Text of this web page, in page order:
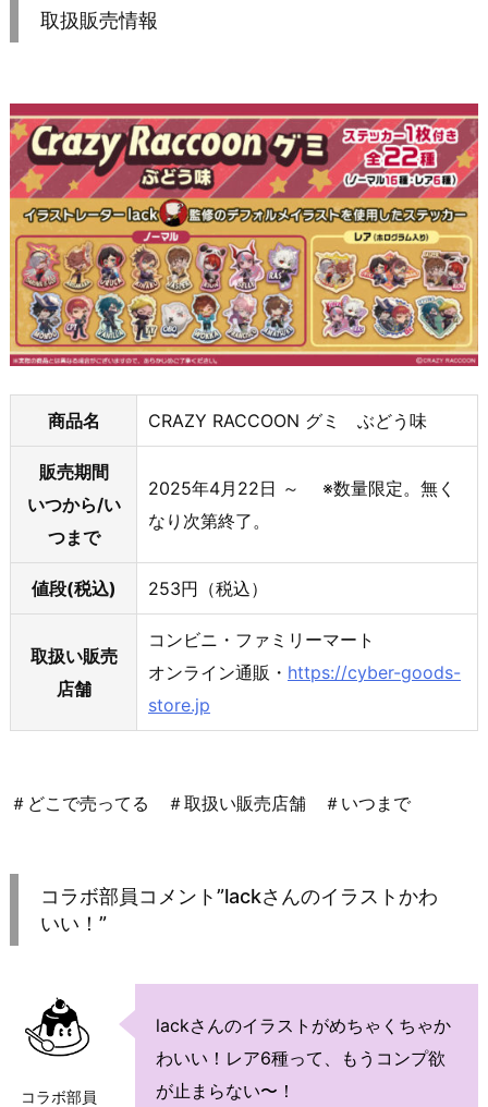
取扱販売情報
商品名 CRAZY RACCOON グミ ぶどう味
販売期間
いつから/い
つまで
2025年4月22日 ～ ※数量限定。無く
なり次第終了。
値段(税込) 253円（税込）
取扱い販売
店舗
コンビニ・ファミリーマート
オンライン通販・ https://cyber-goods-
store.jp
＃どこで売ってる ＃取扱い販売店舗 ＃いつまで
コラボ部員コメント”lackさんのイラストかわ
いい！”
コラボ部員
lackさんのイラストがめちゃくちゃか
わいい！レア6種って、もうコンプ欲
が止まらない〜！